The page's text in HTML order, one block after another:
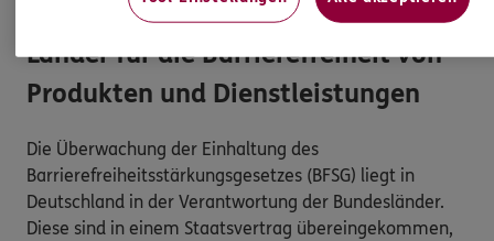
Marktüberwachungsstelle der
Länder für die Barrierefreiheit von
Produkten und Dienstleistungen
Die Überwachung der Einhaltung des
Barrierefreiheitsstärkungsgesetzes (BFSG) liegt in
Deutschland in der Verantwortung der Bundesländer.
Diese sind in einem Staatsvertrag übereingekommen,